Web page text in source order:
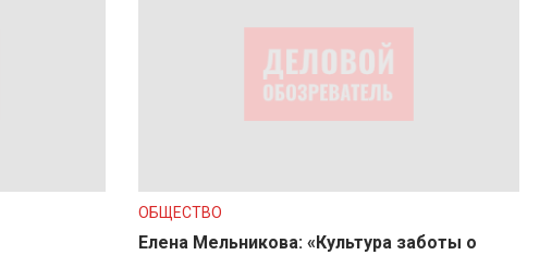
ОБЩЕСТВО
Елена Мельникова: «Культура заботы о